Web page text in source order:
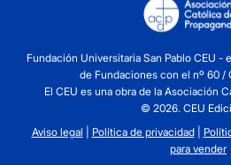
Fundación Universitaria San Pablo CEU -
de Fundaciones con el nº 60 /
El CEU es una obra de la Asociación
© 2026. CEU
Aviso legal
Política de privacidad|
para vender